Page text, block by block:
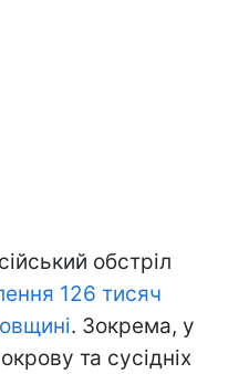
обстріл
126 тисяч
. Зокрема, у
та сусідніх